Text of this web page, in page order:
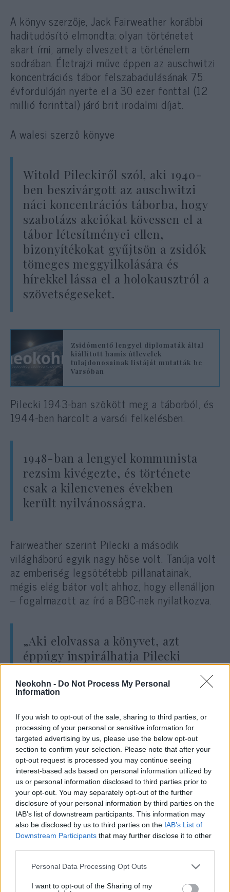
Neokohn - Do Not Process My Personal
Information
If you wish to opt-out of the sale, sharing to third parties, or
processing of your personal or sensitive information for
targeted advertising by us, please use the below opt-out
section to confirm your selection. Please note that after your
opt-out request is processed you may continue seeing
interest-based ads based on personal information utilized by
us or personal information disclosed to third parties prior to
your opt-out. You may separately opt-out of the further
disclosure of your personal information by third parties on the
IAB’s list of downstream participants. This information may
also be disclosed by us to third parties on the IAB’s List of
Downstream Participants that may further disclose it to other
Please note that this website/app uses one or more Google
not limited to your visit or usage behaviour. You may click to
Personal Data Processing Opt Outs
I want to opt-out of the Sharing of my
A könyv szerzője, Jack Fairweather korábbi
haditudósító elmondta: olyan történetet
akart írni, amely elveszett a történelem
sodrában. Életrajzi műve éppen az auschwitzi
koncentrációs tábor felszabadulásának 75.
évfordulóján nyerte el a 30 ezer fonttal (12
millió forinttal) járó brit irodalmi díjat.
A walesi szerző könyve
Witold Pileckiről szól, aki 1940-
ben beszivárgott az auschwitzi
náci koncentrációs táborba, hogy
szabotázs akciókat kövessen el a
tábor létesítményei ellen,
bizonyítékokat gyűjtsön a zsidók
tömeges meggyilkolására és
hírekkel lássa el a holokausztról a
szövetségeseket.
Zsidómentő lengyel diplomaták által
kiállított hamis útlevelek
tulajdonosainak listáját mutatták be
Varsóban
Pilecki 1943-ban szökött meg a táborból, és
1944-ben harcolt a varsói felkelésben.
1948-ban a lengyel kommunista
rezsim kivégezte, és története
csak a kilencvenes években
került nyilvánosságra.
Fairweather szerint Pilecki a második
világháború egyik nagy hőse volt. Tanúja volt
az emberiség legsötétebb pillanatainak,
mégis elég bátor volt ahhoz, hogy ellenálljon
– fogalmazott az író a BBC-nek nyilatkozva.
„Aki elolvassa a könyvet, azt
éppúgy inspirálhatja Pilecki
— hangsúlyozta hozzátéve, hogy az
életrajznak erős üzenete van a ma élők
számára is.
A Costa Könyvdíj zsűrije „a történelmi
életrajzok rendkívüli mesterműveként”
méltatta a könyvet.
Tavaly az év könyve díjat szintén egy
történelmi életrajz nyerte el: a The Cut Out
Girl egy zsidó lányról szól, aki Hollandiában
bujkált a második világháború alatt.